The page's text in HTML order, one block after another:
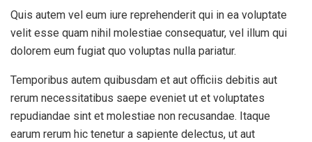
Quis autem vel eum iure reprehenderit qui in ea voluptate
velit esse quam nihil molestiae consequatur, vel illum qui
dolorem eum fugiat quo voluptas nulla pariatur.
Temporibus autem quibusdam et aut officiis debitis aut
rerum necessitatibus saepe eveniet ut et voluptates
repudiandae sint et molestiae non recusandae. Itaque
earum rerum hic tenetur a sapiente delectus, ut aut